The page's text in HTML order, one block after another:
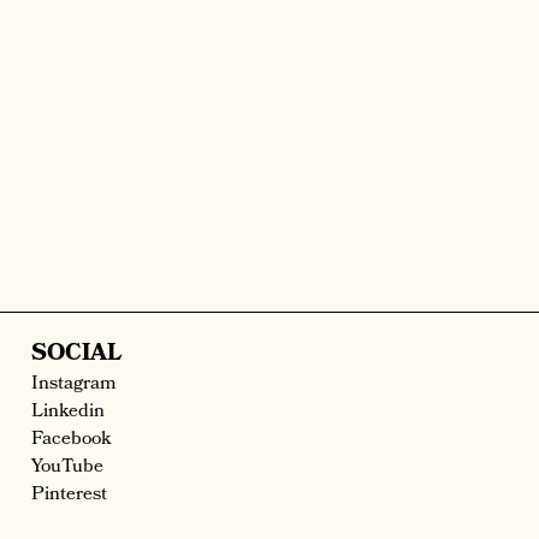
SOCIAL
Instagram
Linkedin
Facebook
YouTube
Pinterest